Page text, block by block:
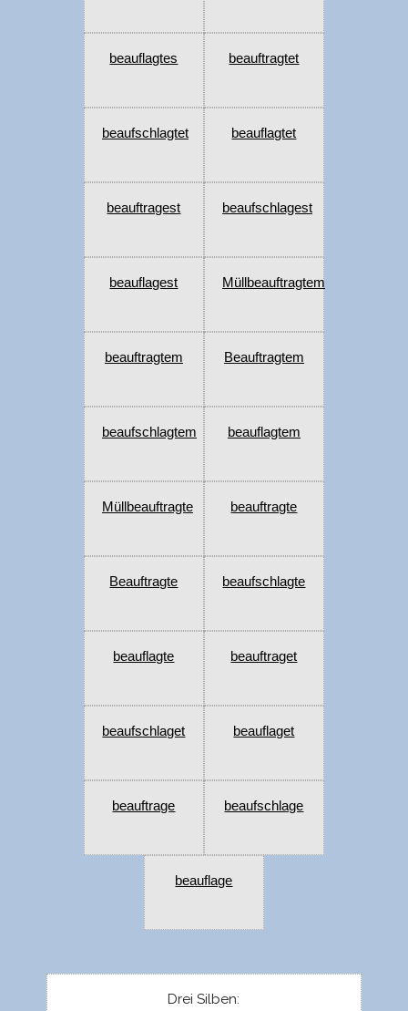
beauflagtes beauftragtet
beaufschlagtet beauflagtet
beauftragest beaufschlagest
beauflagest Müllbeauftragtem
beauftragtem Beauftragtem
beaufschlagtem beauflagtem
Müllbeauftragte beauftragte
Beauftragte beaufschlagte
beauflagte beauftraget
beaufschlaget beauflaget
beauftrage beaufschlage
beauflage
Drei Silben: